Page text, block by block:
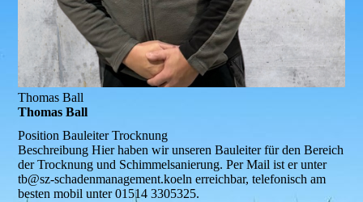
Thomas Ball
Thomas Ball
PositionBauleiter Trocknung
BeschreibungHier haben wir unseren Bauleiter für den Bereich
der Trocknung und Schimmelsanierung. Per Mail ist er unter
tb@sz-schadenmanagement.koeln erreichbar, telefonisch am
besten mobil unter 01514 3305325.